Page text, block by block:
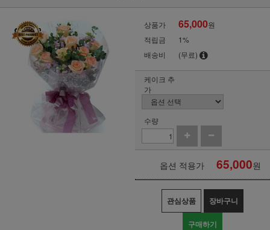
상품가 65,000원
적립금
1%
배송비
(무료)
케이크 추
가
수량
옵션 적용가 65,000원
관심상품 장바구니
구매하기